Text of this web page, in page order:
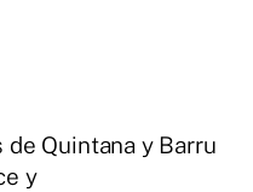
Quintana y Barru
y